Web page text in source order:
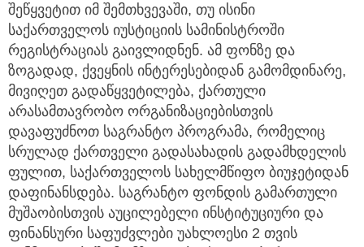
შეწყვეტით იმ შემთხვევაში, თუ ისინი
საქართველოს იუსტიციის სამინისტროში
რეგისტრაციას გაივლიდნენ. ამ ფონზე და
ზოგადად, ქვეყნის ინტერესებიდან გამომდინარე,
მივიღეთ გადაწყვეტილება, ქართული
არასამთავრობო ორგანიზაციებისთვის
დავაფუძნოთ საგრანტო პროგრამა, რომელიც
სრულად ქართველი გადასახადის გადამხდელის
ფულით, საქართველოს სახელმწიფო ბიუჯეტიდან
დაფინანსდება. საგრანტო ფონდის გამართული
მუშაობისთვის აუცილებელი ინსტიტუციური და
ფინანსური საფუძვლები უახლოესი 2 თვის